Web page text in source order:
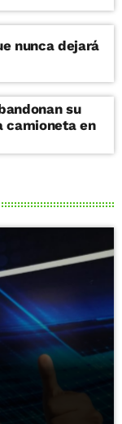
nunca dejará
su
camioneta en